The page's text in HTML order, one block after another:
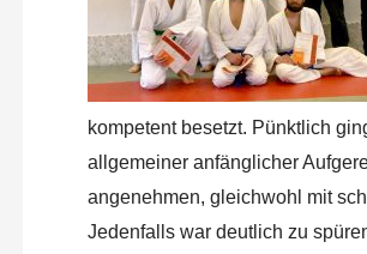
kompetent besetzt. Pünktlich
allgemeiner anfänglicher
angenehmen, gleichwohl mit
Jedenfalls war deutlich zu